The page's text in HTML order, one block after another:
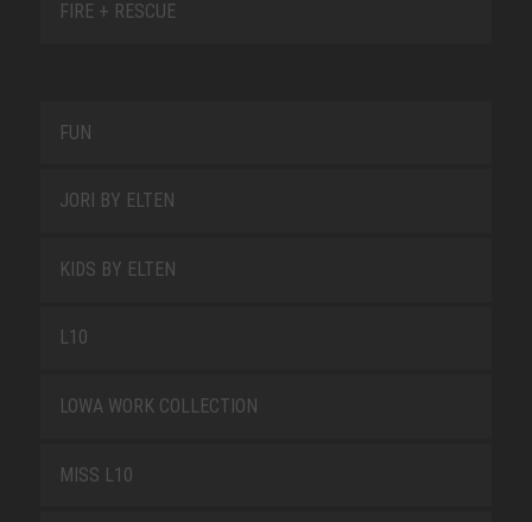
FIRE + RESCUE
FUN
JORI BY ELTEN
KIDS BY ELTEN
L10
LOWA WORK COLLECTION
MISS L10